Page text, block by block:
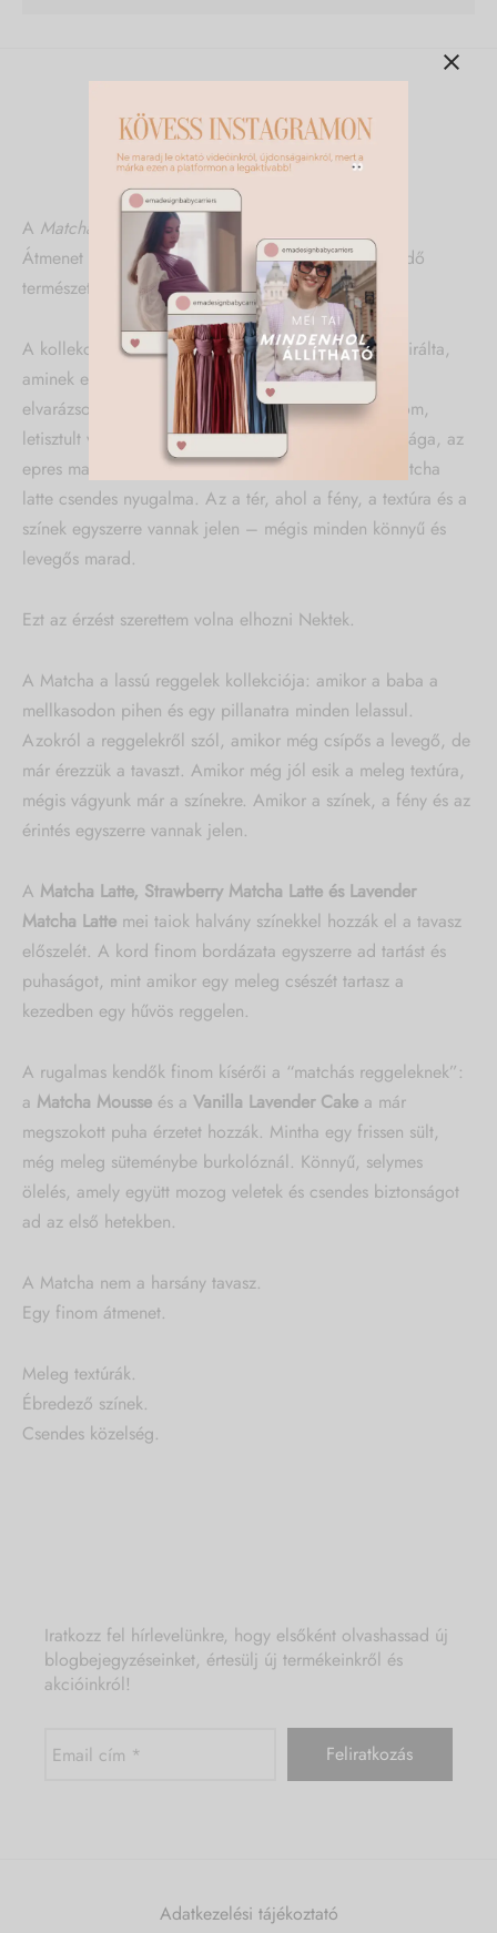
Leírás
További információk
A Matcha
kollekció a tavasz előszobája.
Átmenet a tél melege és a hamarosan színekre ébredő
természet között.
A kollekciót egy csodás anyukás-csajos délelőtt inspirálta,
aminek egy Matcházó volt a lezáró pontja. Teljesen
elvarázsolt a hely. A kollekciót a Cécha Matcha finom,
letisztult világa inspirálta: a levendulás matcha lágysága, az
epres matcha gyümölcsös mélysége, a klasszikus matcha
latte csendes nyugalma. Az a tér, ahol a fény, a textúra és a
színek egyszerre vannak jelen – mégis minden könnyű és
levegős marad.
Ezt az érzést szerettem volna elhozni Nektek.
A Matcha a lassú reggelek kollekciója: amikor a baba a
mellkasodon pihen és egy pillanatra minden lelassul.
Azokról a reggelekről szól, amikor még csípős a levegő, de
már érezzük a tavaszt. Amikor még jól esik a meleg textúra,
mégis vágyunk már a színekre. Amikor a színek, a fény és az
érintés egyszerre vannak jelen.
A Matcha Latte, Strawberry Matcha Latte és Lavender
Matcha Latte mei taiok halvány színekkel hozzák el a tavasz
előszelét. A kord finom bordázata egyszerre ad tartást és
puhaságot, mint amikor egy meleg csészét tartasz a
kezedben egy hűvös reggelen.
A rugalmas kendők finom kísérői a “matchás reggeleknek”:
a Matcha Mousse és a Vanilla Lavender Cake a már
megszokott puha érzetet hozzák. Mintha egy frissen sült,
még meleg süteménybe burkolóznál. Könnyű, selymes
ölelés, amely együtt mozog veletek és csendes biztonságot
ad az első hetekben.
A Matcha nem a harsány tavasz.
Egy finom átmenet.
Meleg textúrák.
Ébredező színek.
Csendes közelség.
Iratkozz fel hírlevelünkre, hogy elsőként olvashassad új
blogbejegyzéseinket, értesülj új termékeinkről és
akcióinkról!
Adatkezelési tájékoztató